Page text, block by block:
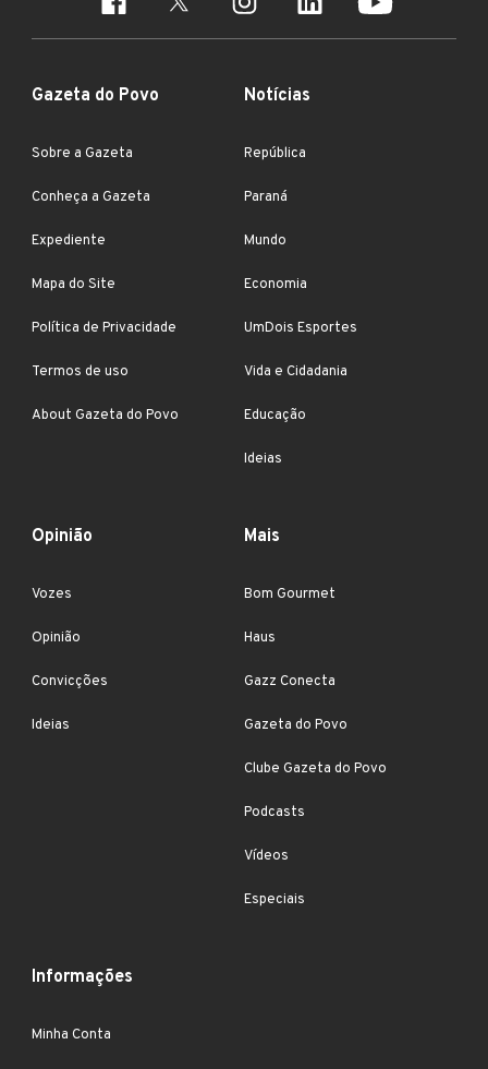
Gazeta do Povo
Sobre a Gazeta
Conheça a Gazeta
Expediente
Mapa do Site
Política de Privacidade
Termos de uso
About Gazeta do Povo
Notícias
República
Paraná
Mundo
Economia
UmDois Esportes
Vida e Cidadania
Educação
Ideias
Opinião
Vozes
Opinião
Convicções
Ideias
Mais
Bom Gourmet
Haus
Gazz Conecta
Gazeta do Povo
Clube Gazeta do Povo
Podcasts
Vídeos
Especiais
Informações
Minha Conta